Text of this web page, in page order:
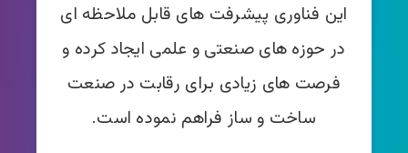
این فناوری پیشرفت های قابل ملاحظه ای
در حوزه های صنعتی و علمی ایجاد کرده و
فرصت های زیادی برای رقابت در صنعت
ساخت و ساز فراهم نمو‌ده است.